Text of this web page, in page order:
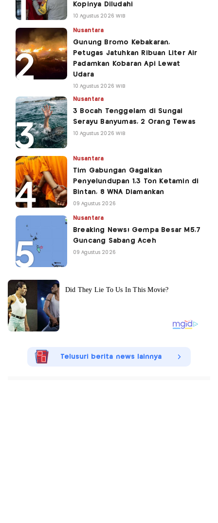
Kopinya Diludahi
10 Agustus 2026 WIB
Nusantara
Gunung Bromo Kebakaran,
Petugas Jatuhkan Ribuan Liter Air
Padamkan Kobaran Api Lewat
Udara
10 Agustus 2026 WIB
Nusantara
3 Bocah Tenggelam di Sungai
Serayu Banyumas, 2 Orang Tewas
10 Agustus 2026 WIB
Nusantara
Tim Gabungan Gagalkan
Penyelundupan 1,3 Ton Ketamin di
Bintan, 8 WNA Diamankan
09 Agustus 2026
Nusantara
Breaking News! Gempa Besar M5,7
Guncang Sabang Aceh
09 Agustus 2026
Telusuri berita news lainnya